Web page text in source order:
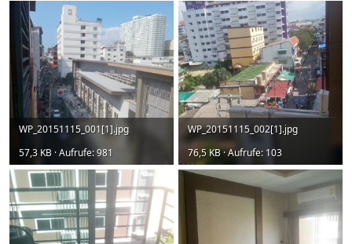
WP_20151115_001[1].jpg
57,3 KB · Aufrufe: 981
WP_20151115_002[1].jpg
76,5 KB · Aufrufe: 103